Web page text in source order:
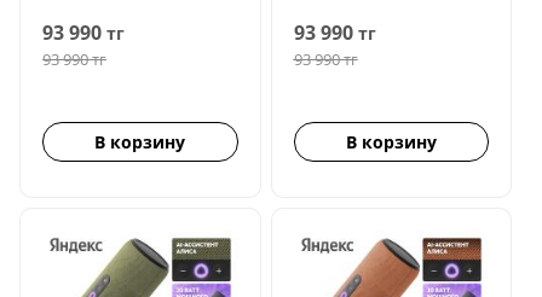
93 990 тг
93 990тг
В корзину
93 990тг
93 990тг
В корзину